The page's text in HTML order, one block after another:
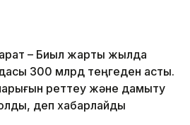
– Биыл жарты жылда
300 млрд теңгеден асты.
реттеу және дамыту
деп хабарлайды